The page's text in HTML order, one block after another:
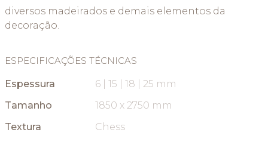
diversos madeirados e demais elementos da
decoração.
ESPECIFICAÇÕES TÉCNICAS
Espessura
6 | 15 | 18 | 25 mm
Tamanho
1850 x 2750 mm
Textura
Chess